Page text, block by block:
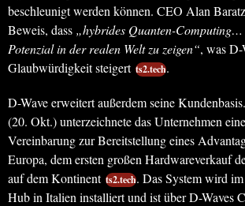
beschleunigt werden können. CEO Alan
Beweis, dass „hybrides Quanten-Computing…
Potenzial in der realen Welt zu zeigen“, was D-
Glaubwürdigkeit steigert ts2.tech.
D-Wave erweitert außerdem seine
(20. Okt.) unterzeichnete das Unternehmen eine
Vereinbarung zur Bereitstellung eines
Europa, dem ersten großen Hardwareverkauf
auf dem Kontinent ts2.tech. Das System wird
Hub in Italien installiert und ist über D-Waves